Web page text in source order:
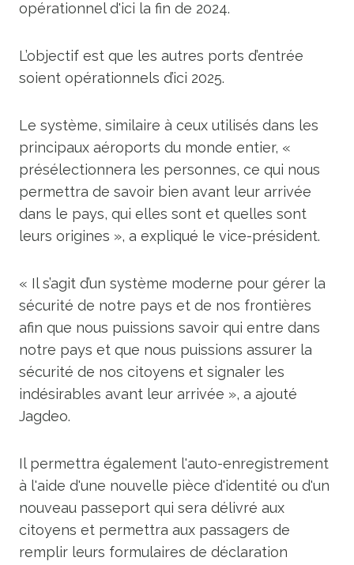
opérationnel d'ici la fin de 2024.
L’objectif est que les autres ports d’entrée
soient opérationnels d’ici 2025.
Le système, similaire à ceux utilisés dans les
principaux aéroports du monde entier, «
présélectionnera les personnes, ce qui nous
permettra de savoir bien avant leur arrivée
dans le pays, qui elles sont et quelles sont
leurs origines », a expliqué le vice-président.
« Il s’agit d’un système moderne pour gérer la
sécurité de notre pays et de nos frontières
afin que nous puissions savoir qui entre dans
notre pays et que nous puissions assurer la
sécurité de nos citoyens et signaler les
indésirables avant leur arrivée », a ajouté
Jagdeo.
Il permettra également l'auto-enregistrement
à l'aide d'une nouvelle pièce d'identité ou d'un
nouveau passeport qui sera délivré aux
citoyens et permettra aux passagers de
remplir leurs formulaires de déclaration